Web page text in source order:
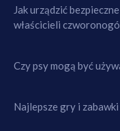
Jak urządzić
właścicieli
Czy psy mogą być
Najlepsze gry i